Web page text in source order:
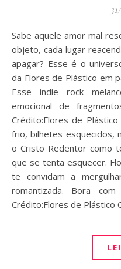
Sabe aquele amor mal resolvido que custa passar? E cada
objeto, cada lugar
apagar? Esse é o
da Flores de Plástico em
Esse indie rock
emocional de
Crédito:Flores de
frio, bilhetes esquecidos,
o Cristo Redentor como
que se tenta esquecer.
te convidam a
romantizada. Bora
Crédito:Flores de Plástico